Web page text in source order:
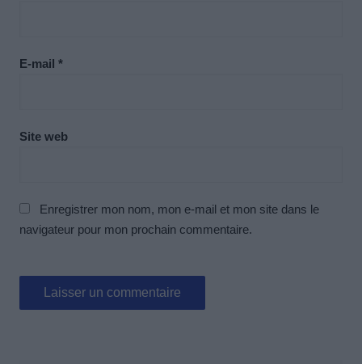
E-mail *
Site web
Enregistrer mon nom, mon e-mail et mon site dans le
navigateur pour mon prochain commentaire.